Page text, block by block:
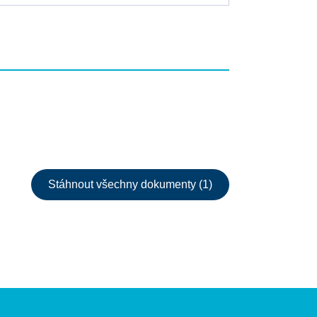
Stáhnout všechny dokumenty (1)